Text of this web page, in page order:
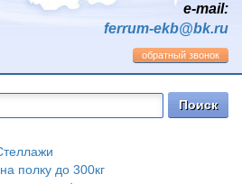
e-mail:
ferrum-ekb@bk.ru
обратный звонок
полку до 300кг